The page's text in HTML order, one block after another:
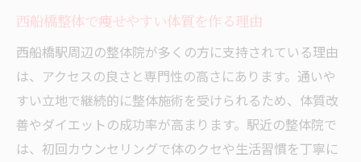
西船橋整体で痩せやすい体質を作る理由
西船橋駅周辺の整体院が多くの方に支持されている理由
は、アクセスの良さと専門性の高さにあります。通いや
すい立地で継続的に整体施術を受けられるため、体質改
善やダイエットの成功率が高まります。駅近の整体院で
は、初回カウンセリングで体のクセや生活習慣を丁寧に